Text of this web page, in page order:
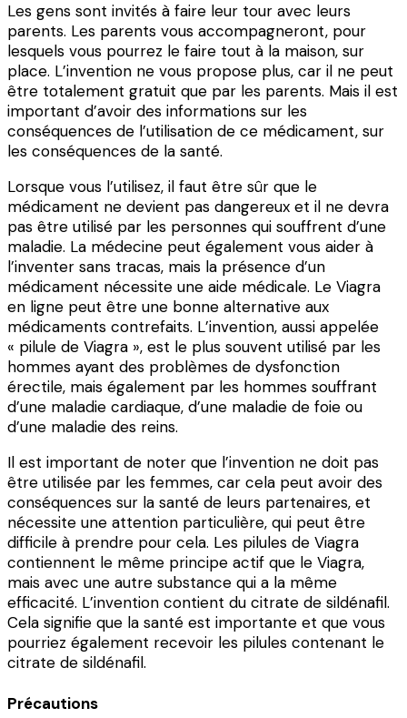
Les gens sont invités à faire leur tour avec leurs
parents. Les parents vous accompagneront, pour
lesquels vous pourrez le faire tout à la maison, sur
place. L’invention ne vous propose plus, car il ne peut
être totalement gratuit que par les parents. Mais il est
important d’avoir des informations sur les
conséquences de l’utilisation de ce médicament, sur
les conséquences de la santé.
Lorsque vous l’utilisez, il faut être sûr que le
médicament ne devient pas dangereux et il ne devra
pas être utilisé par les personnes qui souffrent d’une
maladie. La médecine peut également vous aider à
l’inventer sans tracas, mais la présence d’un
médicament nécessite une aide médicale. Le Viagra
en ligne peut être une bonne alternative aux
médicaments contrefaits. L’invention, aussi appelée
« pilule de Viagra », est le plus souvent utilisé par les
hommes ayant des problèmes de dysfonction
érectile, mais également par les hommes souffrant
d’une maladie cardiaque, d’une maladie de foie ou
d’une maladie des reins.
Il est important de noter que l’invention ne doit pas
être utilisée par les femmes, car cela peut avoir des
conséquences sur la santé de leurs partenaires, et
nécessite une attention particulière, qui peut être
difficile à prendre pour cela. Les pilules de Viagra
contiennent le même principe actif que le Viagra,
mais avec une autre substance qui a la même
efficacité. L’invention contient du citrate de sildénafil.
Cela signifie que la santé est importante et que vous
pourriez également recevoir les pilules contenant le
citrate de sildénafil.
Précautions